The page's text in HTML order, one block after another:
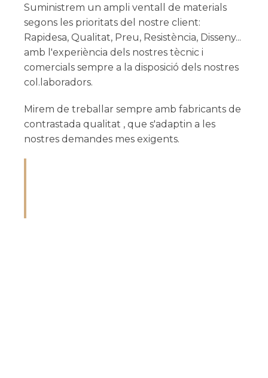
Suministrem un ampli ventall de materials
segons les prioritats del nostre client:
Rapidesa, Qualitat, Preu, Resistència, Disseny...
amb l'experiència dels nostres tècnic i
comercials sempre a la disposició dels nostres
col.laboradors.
Mirem de treballar sempre amb fabricants de
contrastada qualitat , que s'adaptin a les
nostres demandes mes exigents.